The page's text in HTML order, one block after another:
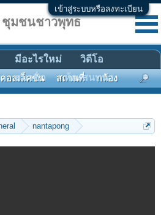
เข้าสู่ระบบหรือลงทะเบียน
nantapong
ชุมชนชาวพุทธ
มีอะไรใหม่
วิดีโอ
คอลเล็คชั่น สถานที่
กล้อง
สมาชิก ห้องสนทนา